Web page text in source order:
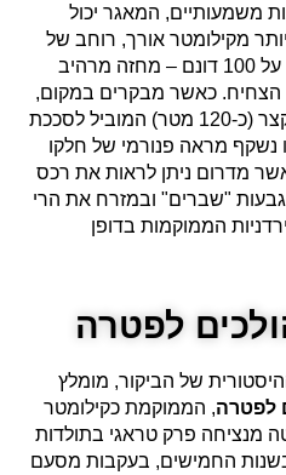
משמעותיים, המאגר יכול
מקילומטר אורך, רוחב של
כ-200 מטר ושטח כולל העולה על 100 דונם – מחזה מרהיב
הצחיח. כאשר מבקרים במקום,
מומלץ לטפס בשביל הרגלי הקצר (כ-120 מטר) המוביל לסככת
נשקף מראה פנורמי של חלקו
מדרום ניתן לראות את רכס
"שברים" ובמזרח את הרי
הממוקמות בדופן
לפטרה
של הביקור, מומלץ
לפטרה, הממוקמת כקילומטר
מנציחה פרק טראגי בתולדות
החמישים, בעקבות מסעם